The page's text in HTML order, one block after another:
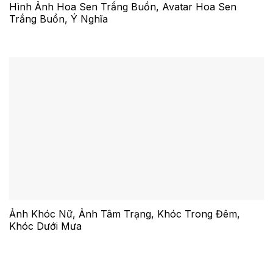
Hình Ảnh Hoa Sen Trắng Buồn, Avatar Hoa Sen
Trắng Buồn, Ý Nghĩa
Ảnh Khóc Nữ, Ảnh Tâm Trạng, Khóc Trong Đêm,
Khóc Dưới Mưa